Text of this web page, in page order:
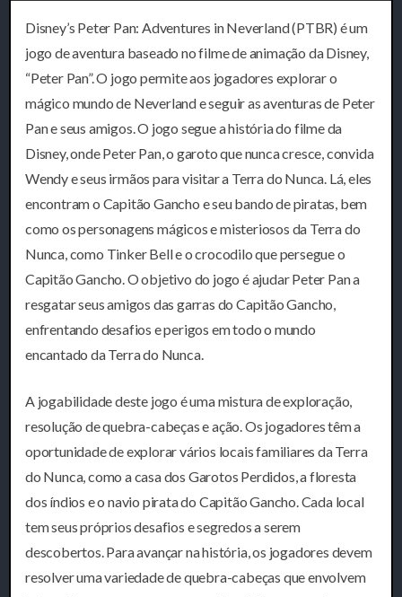
Disney’s Peter Pan: Adventures in Neverland (PTBR) é um
jogo de aventura baseado no filme de animação da Disney,
“Peter Pan”. O jogo permite aos jogadores explorar o
mágico mundo de Neverland e seguir as aventuras de Peter
Pan e seus amigos. O jogo segue a história do filme da
Disney, onde Peter Pan, o garoto que nunca cresce, convida
Wendy e seus irmãos para visitar a Terra do Nunca. Lá, eles
encontram o Capitão Gancho e seu bando de piratas, bem
como os personagens mágicos e misteriosos da Terra do
Nunca, como Tinker Bell e o crocodilo que persegue o
Capitão Gancho. O objetivo do jogo é ajudar Peter Pan a
resgatar seus amigos das garras do Capitão Gancho,
enfrentando desafios e perigos em todo o mundo
encantado da Terra do Nunca.
A jogabilidade deste jogo é uma mistura de exploração,
resolução de quebra-cabeças e ação. Os jogadores têm a
oportunidade de explorar vários locais familiares da Terra
do Nunca, como a casa dos Garotos Perdidos, a floresta
dos índios e o navio pirata do Capitão Gancho. Cada local
tem seus próprios desafios e segredos a serem
descobertos. Para avançar na história, os jogadores devem
resolver uma variedade de quebra-cabeças que envolvem